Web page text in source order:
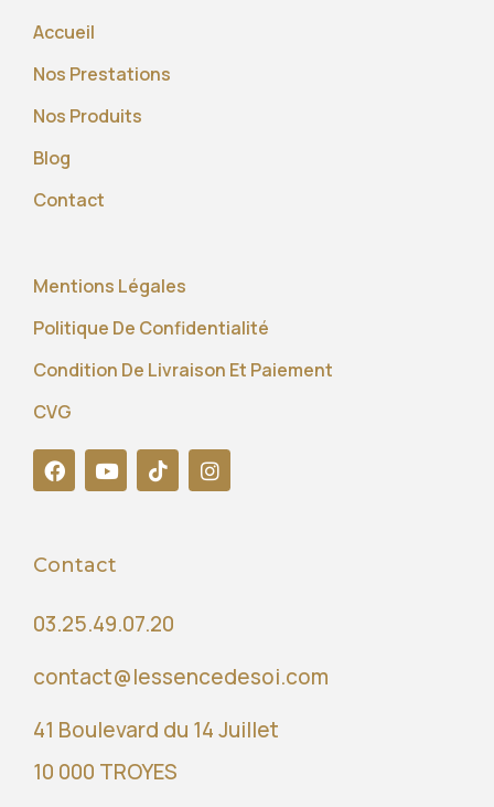
Accueil
Nos Prestations
Nos Produits
Blog
Contact
Mentions Légales
Politique De Confidentialité
Condition De Livraison Et Paiement
CVG
Contact
03.25.49.07.20
contact@lessencedesoi.com
41 Boulevard du 14 Juillet
10 000 TROYES